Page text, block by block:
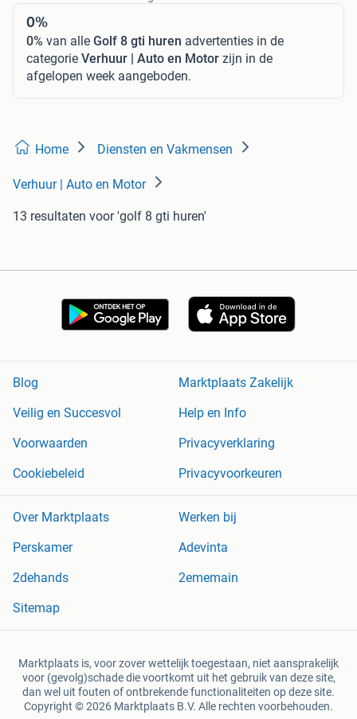
0%
0% van alle Golf 8 gti huren advertenties in de
categorie Verhuur | Auto en Motor zijn in de
afgelopen week aangeboden.
Home Diensten en Vakmensen
Verhuur | Auto en Motor
13 resultaten voor 'golf 8 gti huren'
Blog
Marktplaats Zakelijk
Veilig en Succesvol
Help en Info
Voorwaarden
Privacyverklaring
Cookiebeleid
Privacyvoorkeuren
Over Marktplaats
Werken bij
Perskamer
Adevinta
2dehands
2ememain
Sitemap
Marktplaats is, voor zover wettelijk toegestaan, niet aansprakelijk
voor (gevolg)schade die voortkomt uit het gebruik van deze site,
dan wel uit fouten of ontbrekende functionaliteiten op deze site.
Copyright © 2026 Marktplaats B.V. Alle rechten voorbehouden.